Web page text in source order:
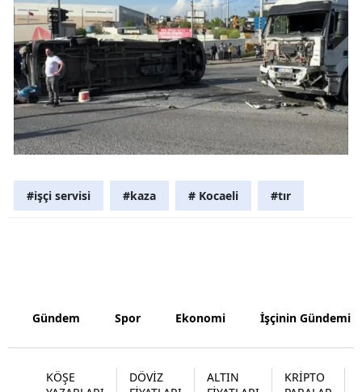
Kütahya
Malatya
Manisa
Mardin
Ordu
Rize
Sakarya
#işçi servisi #kaza # Kocaeli #tır
Gündem Spor Ekonomi İşçinin Gündemi
KÖŞE
DÖVİZ
ALTIN
KRİPTO